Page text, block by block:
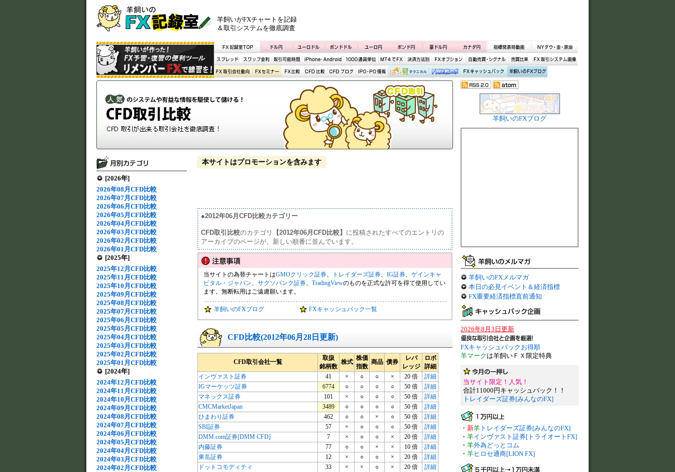
羊飼いがFXチャートを記録
＆取引システムを徹底調査
[2026年]
2026年08月CFD比較
2026年07月CFD比較
2026年06月CFD比較
2026年05月CFD比較
2026年04月CFD比較
2026年03月CFD比較
2026年02月CFD比較
2026年01月CFD比較
[2025年]
2025年12月CFD比較
2025年11月CFD比較
2025年10月CFD比較
2025年09月CFD比較
2025年08月CFD比較
2025年07月CFD比較
2025年06月CFD比較
2025年05月CFD比較
2025年04月CFD比較
2025年03月CFD比較
2025年02月CFD比較
2025年01月CFD比較
[2024年]
2024年12月CFD比較
2024年11月CFD比較
2024年10月CFD比較
2024年09月CFD比較
2024年08月CFD比較
2024年07月CFD比較
2024年06月CFD比較
2024年05月CFD比較
2024年04月CFD比較
2024年03月CFD比較
2024年02月CFD比較
本サイトはプロモーションを含みます
●2012年06月CFD比較カテゴリー
CFD取引比較のカテゴリ 【2012年06月CFD比較】 に投稿されたすべてのエントリの
アーカイブのページが、新しい順番に並んでいます。
当サイトの為替チャートはGMOクリック証券、 トレイダーズ証券、 IG証券、 ゲインキャ
ピタル・ジャパン、 サクソバンク証券、 TradingViewのものを正式な許可を得て使用してい
ます。無断転用はご遠慮願います。
羊飼いのFXブログ FXキャッシュバック一覧
CFD比較(2012年06月28日更新)
CFD取引会社一覧
取扱
銘柄数
株式
株価
指数
商品 債券
レバ
レッジ
ロボ
詳細
インヴァスト証券
41 × ○ ○ × 20 倍
詳細
IGマーケッツ証券
6774 ○ ○ ○ ○ 50 倍
詳細
マネックス証券
101 × ○ ○ ○ 50 倍
詳細
CMCMarketJapan
3489 ○ ○ ○ ○ 50 倍
詳細
ひまわり証券
462 ○ ○ × ○ 50 倍
詳細
SBI証券
57 × ○ ○ ○ 50 倍
詳細
DMM.com証券[DMM CFD]
7 × ○ ○ × 20 倍
詳細
内藤証券
77 ○ ○ × × 10 倍
詳細
東岳証券
12 × ○ ○ × 20 倍
詳細
ドットコモディティ
33 × × ○ × 20 倍
詳細
羊飼いのFXブログ
羊飼いのFXメルマガ
本日の必見イベント＆経済指標
FX重要経済指標直前通知
2026年8月3日更新
FXキャッシュバックお得順
羊マーク は羊飼いＦＸ限定特典
当サイト限定！人気！
合計11000円キャッシュバック！！
トレイダーズ証券[みんなのFX]
・ 新羊 トレイダーズ証券[みんなのFX]
・ 羊インヴァスト証券[トライオートFX]
・ 羊外為どっとコム
・ 羊ヒロセ通商[LION FX]